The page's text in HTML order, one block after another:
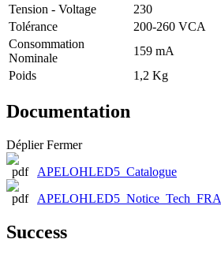
Tension - Voltage
230
Tolérance
200-260 VCA
Consommation
Nominale
159 mA
Poids
1,2 Kg
Documentation
Déplier Fermer
APELOHLED5_Catalogue
APELOHLED5_Notice_Tech_FRA
Success